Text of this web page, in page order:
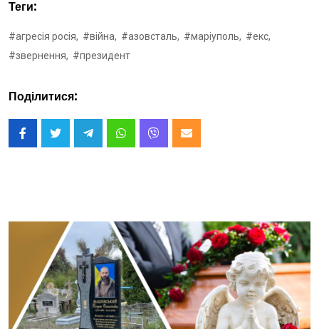
Теги:
#агресія росія, #війна, #азовсталь, #маріуполь, #екс,
#звернення, #президент
Поділитися: